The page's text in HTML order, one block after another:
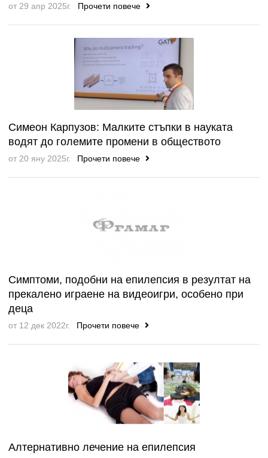
от 29 апр 2025г. Прочети повече
Симеон Карпузов: Малките стъпки в науката
водят до големите промени в обществото
от 20 яну 2025г. Прочети повече
Симптоми, подобни на епилепсия в резултат на
прекалено играене на видеоигри, особено при
деца
от 12 дек 2022г. Прочети повече
Алтернативно лечение на епилепсия